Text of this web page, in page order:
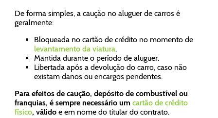
De forma simples, a caução no aluguer de carros é
geralmente:
Bloqueada no cartão de crédito no momento de
levantamento da viatura.
Mantida durante o período de aluguer.
Libertada após a devolução do carro, caso não
existam danos ou encargos pendentes.
Para efeitos de caução, depósito de combustível ou
franquias, é sempre necessário um cartão de crédito
físico, válido e em nome do titular do contrato.